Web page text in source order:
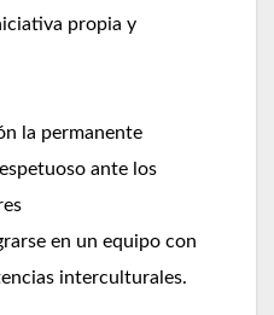
propia y
la permanente
ante los
en un equipo con
interculturales.